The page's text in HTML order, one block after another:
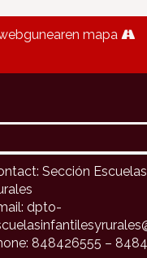
mapa
Sección
dpto-
848426555 –